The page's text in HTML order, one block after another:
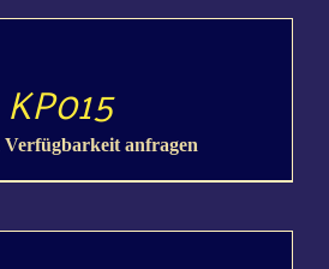
KP015
Verfügbarkeit anfragen